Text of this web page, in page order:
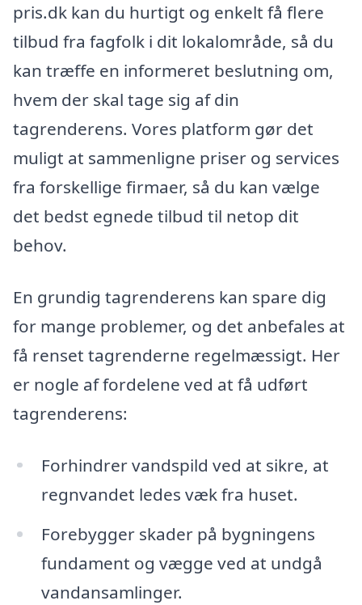
pris.dk kan du hurtigt og enkelt få flere
tilbud fra fagfolk i dit lokalområde, så du
kan træffe en informeret beslutning om,
hvem der skal tage sig af din
tagrenderens. Vores platform gør det
muligt at sammenligne priser og services
fra forskellige firmaer, så du kan vælge
det bedst egnede tilbud til netop dit
behov.
En grundig tagrenderens kan spare dig
for mange problemer, og det anbefales at
få renset tagrenderne regelmæssigt. Her
er nogle af fordelene ved at få udført
tagrenderens:
Forhindrer vandspild ved at sikre, at
regnvandet ledes væk fra huset.
Forebygger skader på bygningens
fundament og vægge ved at undgå
vandansamlinger.